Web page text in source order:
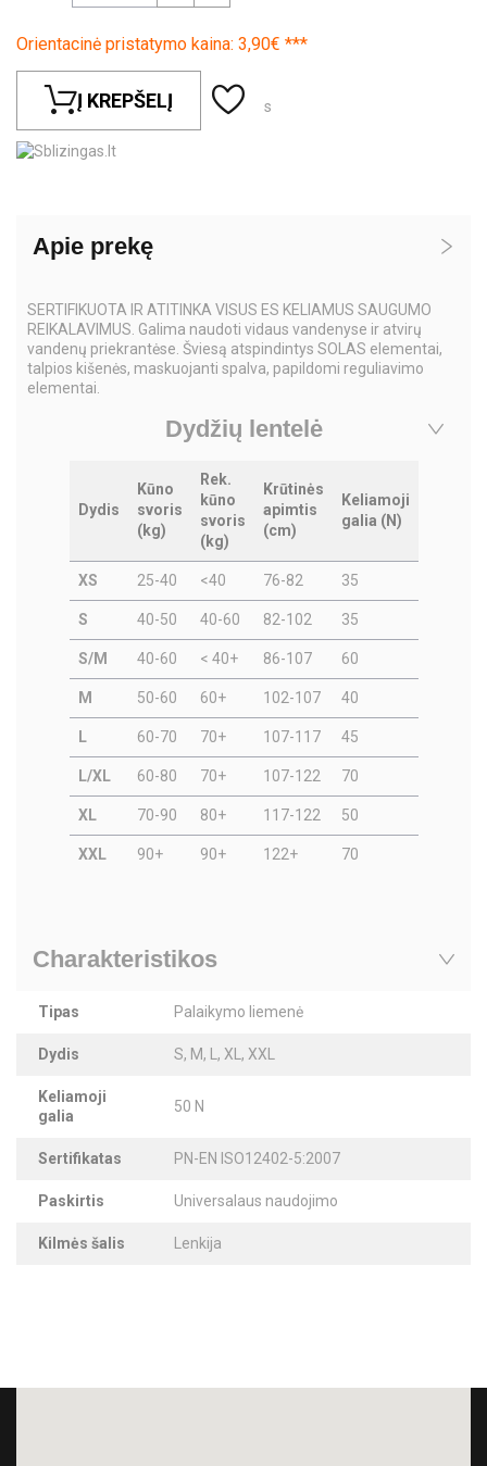
Orientacinė pristatymo kaina: 3,90€ ***
Į KREPŠELĮ s
Apie prekę
SERTIFIKUOTA IR ATITINKA VISUS ES KELIAMUS SAUGUMO
REIKALAVIMUS. Galima naudoti vidaus vandenyse ir atvirų
vandenų priekrantėse. Šviesą atspindintys SOLAS elementai,
talpios kišenės, maskuojanti spalva, papildomi reguliavimo
elementai.
Dydžių lentelė
Dydis
Kūno
svoris
(kg)
Rek.
kūno
svoris
(kg)
Krūtinės
apimtis
(cm)
Keliamoji
galia (N)
XS 25-40 <40 76-82 35
S 40-50 40-60 82-102 35
S/M 40-60 < 40+ 86-107 60
M 50-60 60+ 102-107 40
L 60-70 70+ 107-117 45
L/XL 60-80 70+ 107-122 70
XL 70-90 80+ 117-122 50
XXL 90+ 90+ 122+ 70
Charakteristikos
Tipas Palaikymo liemenė
Dydis S, M, L, XL, XXL
Keliamoji
galia
50 N
Sertifikatas PN-EN ISO12402-5:2007
Paskirtis Universalaus naudojimo
Kilmės šalis Lenkija